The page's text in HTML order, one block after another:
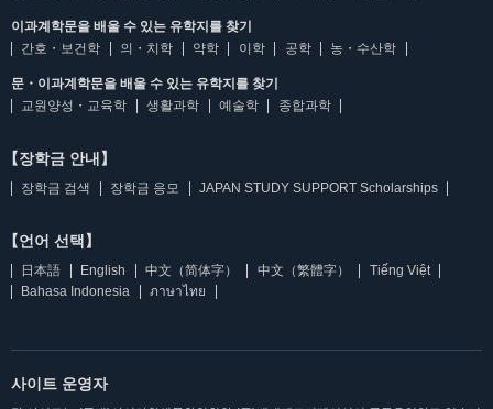
이과계학문을 배울 수 있는 유학지를 찾기
간호・보건학
의・치학 약학 이학 공학 농・수산학
문・이과계학문을 배울 수 있는 유학지를 찾기
교원양성・교육학
생활과학 예술학 종합과학
【장학금 안내】
장학금 검색 장학금 응모 JAPAN STUDY SUPPORT Scholarships
【언어 선택】
日本語 English 中文（简体字） 中文（繁體字）
Tiếng Việt
Bahasa Indonesia
ภาษาไทย
사이트 운영자